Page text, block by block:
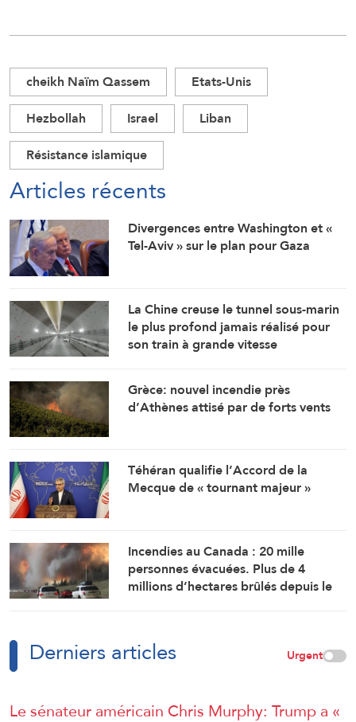
cheikh Naïm Qassem
Etats-Unis
Hezbollah
Israel
Liban
Résistance islamique
Articles récents
Divergences entre Washington et «
Tel-Aviv » sur le plan pour Gaza
La Chine creuse le tunnel sous-marin
le plus profond jamais réalisé pour
son train à grande vitesse
Grèce: nouvel incendie près
d’Athènes attisé par de forts vents
Téhéran qualifie l’Accord de la
Mecque de « tournant majeur »
Incendies au Canada : 20 mille
personnes évacuées. Plus de 4
millions d’hectares brûlés depuis le
Derniers articles Urgent
Le sénateur américain Chris Murphy: Trump a «